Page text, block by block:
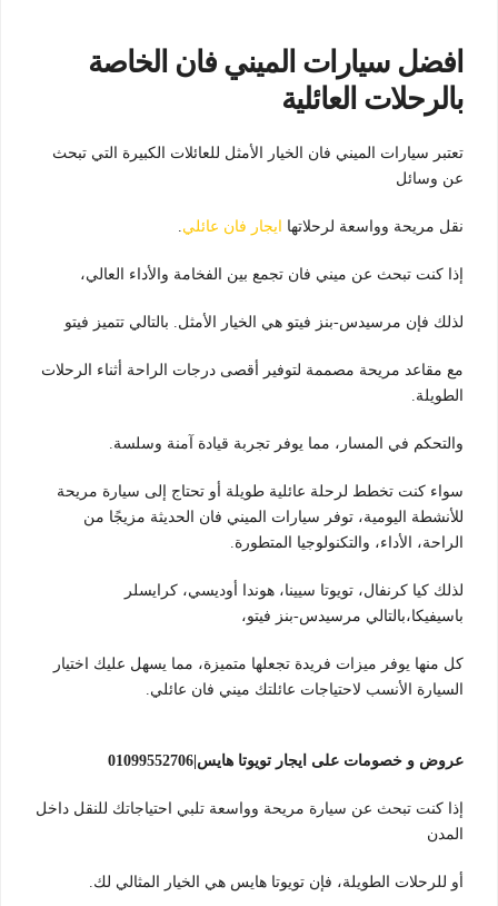
افضل سيارات الميني فان الخاصة
بالرحلات العائلية
تعتبر سيارات الميني فان الخيار الأمثل للعائلات الكبيرة التي تبحث
عن وسائل
نقل مريحة وواسعة لرحلاتها ايجار فان عائلي.
إذا كنت تبحث عن ميني فان تجمع بين الفخامة والأداء العالي،
لذلك فإن مرسيدس-بنز فيتو هي الخيار الأمثل. بالتالي تتميز فيتو
مع مقاعد مريحة مصممة لتوفير أقصى درجات الراحة أثناء الرحلات
الطويلة.
والتحكم في المسار، مما يوفر تجربة قيادة آمنة وسلسة.
سواء كنت تخطط لرحلة عائلية طويلة أو تحتاج إلى سيارة مريحة
للأنشطة اليومية، توفر سيارات الميني فان الحديثة مزيجًا من
الراحة، الأداء، والتكنولوجيا المتطورة.
لذلك كيا كرنفال، تويوتا سيينا، هوندا أوديسي، كرايسلر
باسيفيكا،بالتالي مرسيدس-بنز فيتو،
كل منها يوفر ميزات فريدة تجعلها متميزة، مما يسهل عليك اختيار
السيارة الأنسب لاحتياجات عائلتك ميني فان عائلي.
عروض و خصومات على ايجار تويوتا هايس|01099552706
إذا كنت تبحث عن سيارة مريحة وواسعة تلبي احتياجاتك للنقل داخل
المدن
أو للرحلات الطويلة، فإن تويوتا هايس هي الخيار المثالي لك.